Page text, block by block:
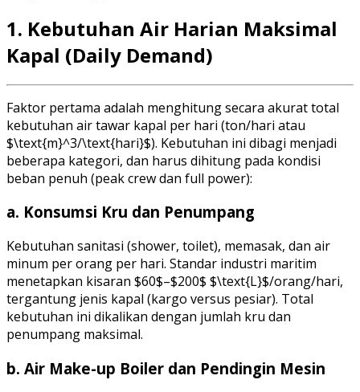
1. Kebutuhan Air Harian Maksimal
Kapal (Daily Demand)
Faktor pertama adalah menghitung secara akurat total
kebutuhan air tawar kapal per hari (ton/hari atau
$\text{m}^3/\text{hari}$). Kebutuhan ini dibagi menjadi
beberapa kategori, dan harus dihitung pada kondisi
beban penuh (peak crew dan full power):
a. Konsumsi Kru dan Penumpang
Kebutuhan sanitasi (shower, toilet), memasak, dan air
minum per orang per hari. Standar industri maritim
menetapkan kisaran $60$–$200$ $\text{L}$/orang/hari,
tergantung jenis kapal (kargo versus pesiar). Total
kebutuhan ini dikalikan dengan jumlah kru dan
penumpang maksimal.
b. Air Make-up Boiler dan Pendingin Mesin